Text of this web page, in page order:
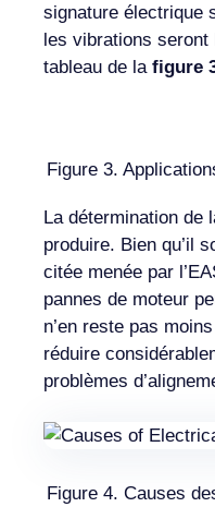
signature électrique
les vibrations seront
tableau de lafigure
Figure 3.
La détermination de
produire. Bien qu’il
citée menée par
pannes de moteur
n’en reste pas
réduire
problèmes
Figure 4. Causes